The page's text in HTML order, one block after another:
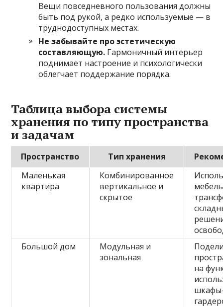
Вещи повседневного пользования должны
быть под рукой, а редко используемые — в
труднодоступных местах.
Не забывайте про эстетическую
составляющую. Гармоничный интерьер
поднимает настроение и психологически
облегчает поддержание порядка.
Таблица выбора системы
хранения по типу пространства
и задачам
Пространство Тип хранения
Маленькая
квартира
Комбинированное
вертикальное и
скрытое
Большой дом
Модульная и
зональная
на